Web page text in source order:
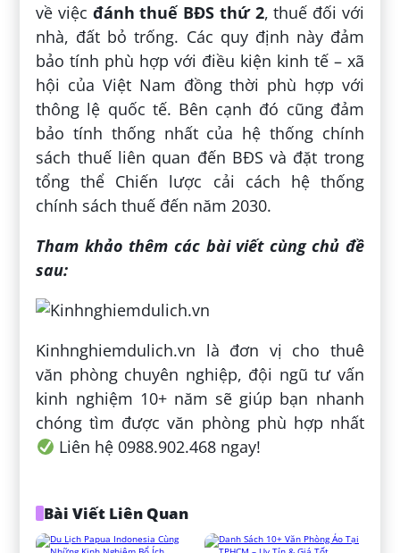
về việc đánh thuế BĐS thứ 2, thuế đối với
nhà, đất bỏ trống. Các quy định này đảm
bảo tính phù hợp với điều kiện kinh tế – xã
hội của Việt Nam đồng thời phù hợp với
thông lệ quốc tế. Bên cạnh đó cũng đảm
bảo tính thống nhất của hệ thống chính
sách thuế liên quan đến BĐS và đặt trong
tổng thể Chiến lược cải cách hệ thống
chính sách thuế đến năm 2030.
Tham khảo thêm các bài viết cùng chủ đề
sau:
Kinhnghiemdulich.vn là đơn vị cho thuê
văn phòng chuyên nghiệp, đội ngũ tư vấn
kinh nghiệm 10+ năm sẽ giúp bạn nhanh
chóng tìm được văn phòng phù hợp nhất
Liên hệ 0988.902.468 ngay!
Bài Viết Liên Quan